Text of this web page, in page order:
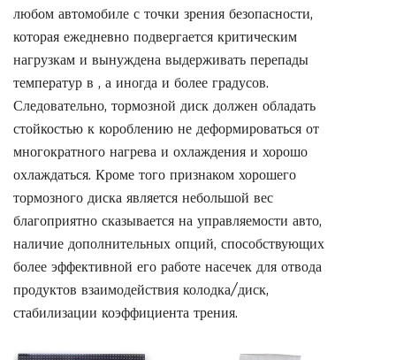
любом автомобиле с точки зрения безопасности,
которая ежедневно подвергается критическим
нагрузкам и вынуждена выдерживать перепады
температур в , а иногда и более градусов.
Следовательно, тормозной диск должен обладать
стойкостью к короблению не деформироваться от
многократного нагрева и охлаждения и хорошо
охлаждаться. Кроме того признаком хорошего
тормозного диска является небольшой вес
благоприятно сказывается на управляемости авто,
наличие дополнительных опций, способствующих
более эффективной его работе насечек для отвода
продуктов взаимодействия колодка/диск,
стабилизации коэффициента трения.